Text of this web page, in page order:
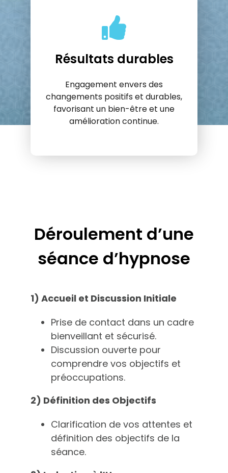
Résultats durables
Engagement envers des
changements positifs et durables,
favorisant un bien-être et une
amélioration continue.
Déroulement d’une
séance d’hypnose
1) Accueil et Discussion Initiale
Prise de contact dans un cadre
bienveillant et sécurisé.
Discussion ouverte pour
comprendre vos objectifs et
préoccupations.
2) Définition des Objectifs
Clarification de vos attentes et
définition des objectifs de la
séance.